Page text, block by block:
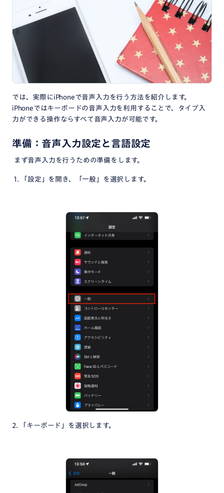
では、実際にiPhoneで音声入力を行う方法を紹介します。
iPhoneではキーボードの音声入力を利用することで、タイプ入
力ができる操作ならすべて音声入力が可能です。
準備：音声入力設定と言語設定
まず音声入力を行うための準備をします。
1. 「設定」を開き、「一般」を選択します。
2. 「キーボード」を選択します。